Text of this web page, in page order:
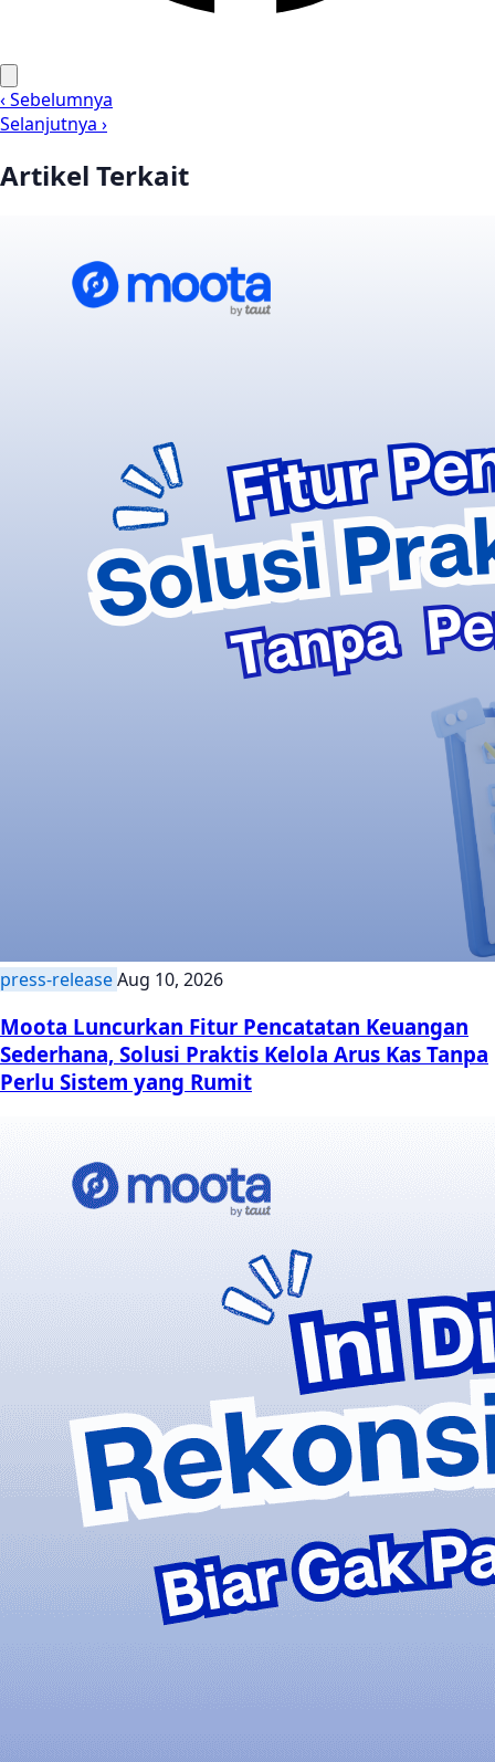
‹ Sebelumnya
Selanjutnya ›
Artikel Terkait
press-releaseAug 10, 2026
Moota Luncurkan Fitur Pencatatan Keuangan
Sederhana, Solusi Praktis Kelola Arus Kas Tanpa
Perlu Sistem yang Rumit